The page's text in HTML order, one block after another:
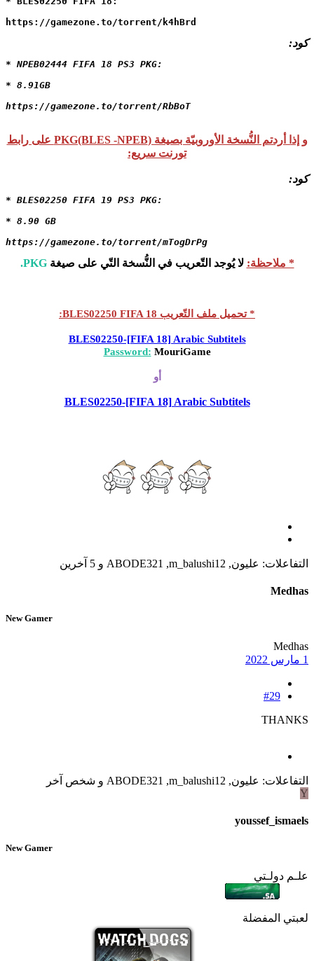
https://gamezone.to/torrent/k4hBrd
كود:
* NPEB02444 FIFA 18 PS3 PKG:
* 8.91GB
https://gamezone.to/torrent/RbBoT
و إذا أردتم النُّسخة الأوروبيّة بصيغة (PKG(BLES -NPEB على رابط
تورنت سريع:
كود:
* BLES02250 FIFA 19 PS3 PKG:
* 8.90 GB
https://gamezone.to/torrent/mTogDrPg
* ملاحظة: لا يُوجد التّعريب في النُّسخة التّي على صيغة PKG.
* تحميل ملف التّعريب BLES02250 FIFA 18:
BLES02250-[FIFA 18] Arabic Subtitels
Password: MouriGame
أو
BLES02250-[FIFA 18] Arabic Subtitels
التفاعلات: عليون,
m_balushi12
,
ABODE321 و 5 آخرين
Medhas
New Gamer
Medhas
1 مارس 2022
#29
THANKS
التفاعلات: عليون,
m_balushi12
,
ABODE321 و شخص آخر
Y
youssef_ismaels
New Gamer
علـم دولـتي
لعبتي المفضلة